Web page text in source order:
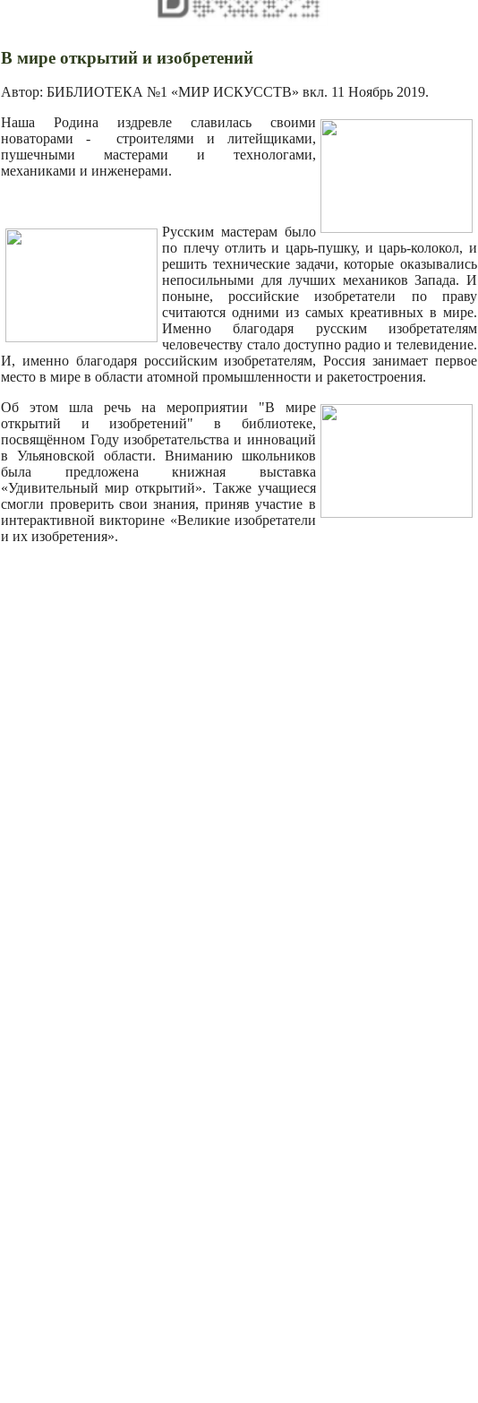
В мире открытий и изобретений
Автор: БИБЛИОТЕКА №1 «МИР ИСКУССТВ» вкл. 11 Ноябрь 2019.
Наша Родина издревле славилась своими
новаторами - строителями и литейщиками,
пушечными мастерами и технологами,
механиками и инженерами.
Русским мастерам было
по плечу отлить и царь-пушку, и царь-колокол, и
решить технические задачи, которые оказывались
непосильными для лучших механиков Запада. И
поныне, российские изобретатели по праву
считаются одними из самых креативных в мире.
Именно благодаря русским изобретателям
человечеству стало доступно радио и телевидение.
И, именно благодаря российским изобретателям, Россия занимает первое
место в мире в области атомной промышленности и ракетостроения.
Об этом шла речь на мероприятии "В мире
открытий и изобретений" в библиотеке,
посвящённом Году изобретательства и инноваций
в Ульяновской области. Вниманию школьников
была предложена книжная выставка
«Удивительный мир открытий». Также учащиеся
смогли проверить свои знания, приняв участие в
интерактивной викторине «Великие изобретатели
и их изобретения».